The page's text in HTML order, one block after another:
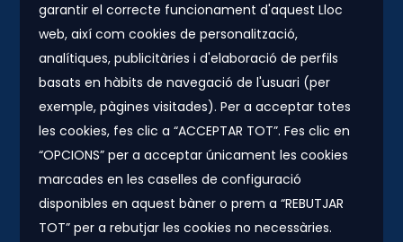
garantir el correcte funcionament d'aquest Lloc
web, així com cookies de personalització,
analítiques, publicitàries i d'elaboració de perfils
basats en hàbits de navegació de l'usuari (per
exemple, pàgines visitades). Per a acceptar totes
les cookies, fes clic a “ACCEPTAR TOT”. Fes clic en
“OPCIONS” per a acceptar únicament les cookies
marcades en les caselles de configuració
disponibles en aquest bàner o prem a “REBUTJAR
TOT” per a rebutjar les cookies no necessàries.
Contacte
Plaza Urquinaona, 7. 5º 1ª.
08010 - Barcelona
info@rs-jobs.com
900 877 735 / 930 500 800
Segueix-nos